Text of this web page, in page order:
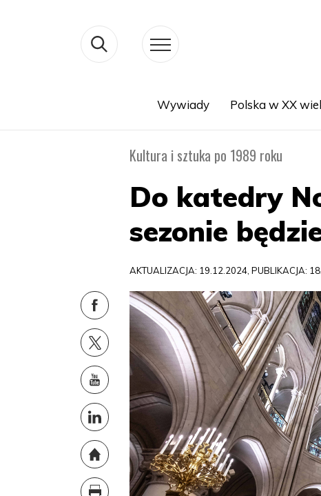
Wywiady Polska w XX
Kultura i sztuka po 1989 roku
Do katedry
sezonie
AKTUALIZACJA: 19.12.2024, PUBLIKACJA: